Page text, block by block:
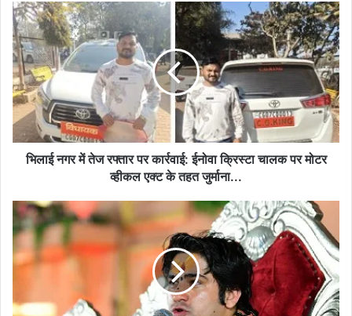
भिलाई
नगर
में
तेज
रफ्तार
पर
कार्रवाई:
ईनोवा
क्रिस्टा
चालक
व्हीकल
एक्ट
के
तहत
भिलाई नगर में तेज रफ्तार पर कार्रवाई: ईनोवा क्रिस्टा चालक पर मोटर
व्हीकल एक्ट के तहत जुर्माना...
पत्रकारों
पर
बाघेश्वर
धाम
बयान: